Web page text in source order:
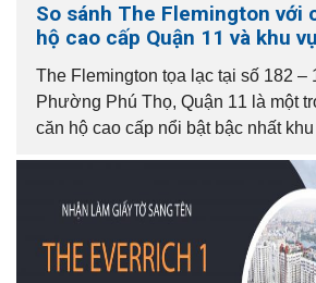
So sánh The Flemington với
hộ cao cấp Quận 11 và khu
The Flemington tọa lạc tại số 182 –
Phường Phú Thọ, Quận 11 là một
căn hộ cao cấp nổi bật bậc nhất